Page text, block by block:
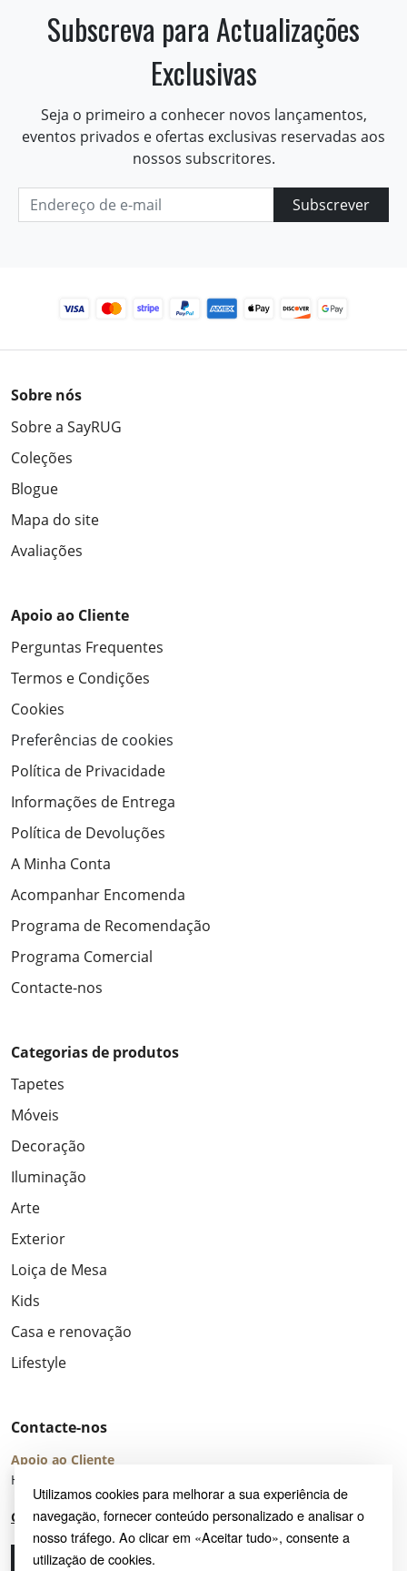
Utilizamos cookies para melhorar a sua experiência de
navegação, fornecer conteúdo personalizado e analisar o
nosso tráfego. Ao clicar em «Aceitar tudo», consente a
utilização de cookies.
Subscreva para Actualizações
Exclusivas
Seja o primeiro a conhecer novos lançamentos,
eventos privados e ofertas exclusivas reservadas aos
nossos subscritores.
Subscrever
Sobre nós
Sobre a SayRUG
Coleções
Blogue
Mapa do site
Avaliações
Apoio ao Cliente
Perguntas Frequentes
Termos e Condições
Cookies
Preferências de cookies
Política de Privacidade
Informações de Entrega
Política de Devoluções
A Minha Conta
Acompanhar Encomenda
Programa de Recomendação
Programa Comercial
Contacte-nos
Categorias de produtos
Tapetes
Móveis
Decoração
Iluminação
Arte
Exterior
Loiça de Mesa
Kids
Casa e renovação
Lifestyle
Contacte-nos
Apoio ao Cliente
Horário de Atendimento: seg – sex 8:00 – 16:00 (UTC+2)
Centro de Ajuda
Ligue-nos